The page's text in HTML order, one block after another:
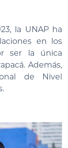
la UNAP ha
en los
ser la única
Además,
de Nivel